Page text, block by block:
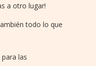
a otro lugar!
todo lo que
las